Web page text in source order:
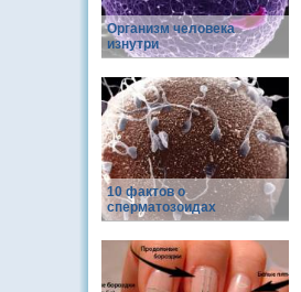
Организм человека
изнутри
10 фактов о
сперматозоидах